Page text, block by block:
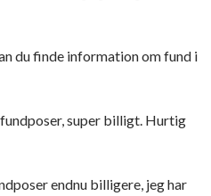
du finde information om fund i
super billigt. Hurtig
endnu billigere, jeg har